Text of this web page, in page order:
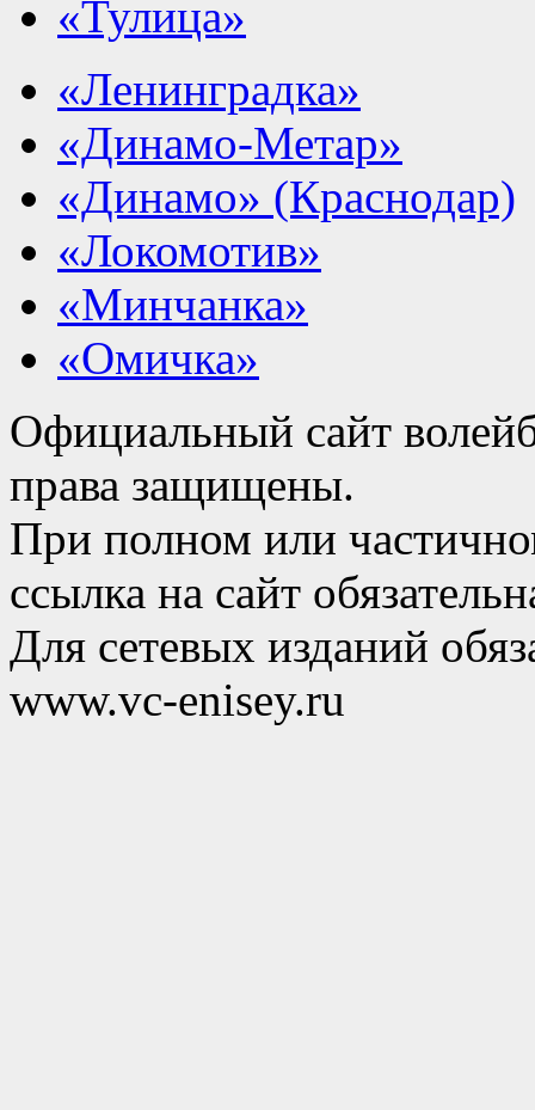
«Тулица»
«Ленинградка»
«Динамо-Метар»
«Динамо» (Краснодар)
«Локомотив»
«Минчанка»
«Омичка»
Официальный сайт
права защищены.
При полном или
ссылка на сайт
Для сетевых изданий
www.vc-enisey.ru